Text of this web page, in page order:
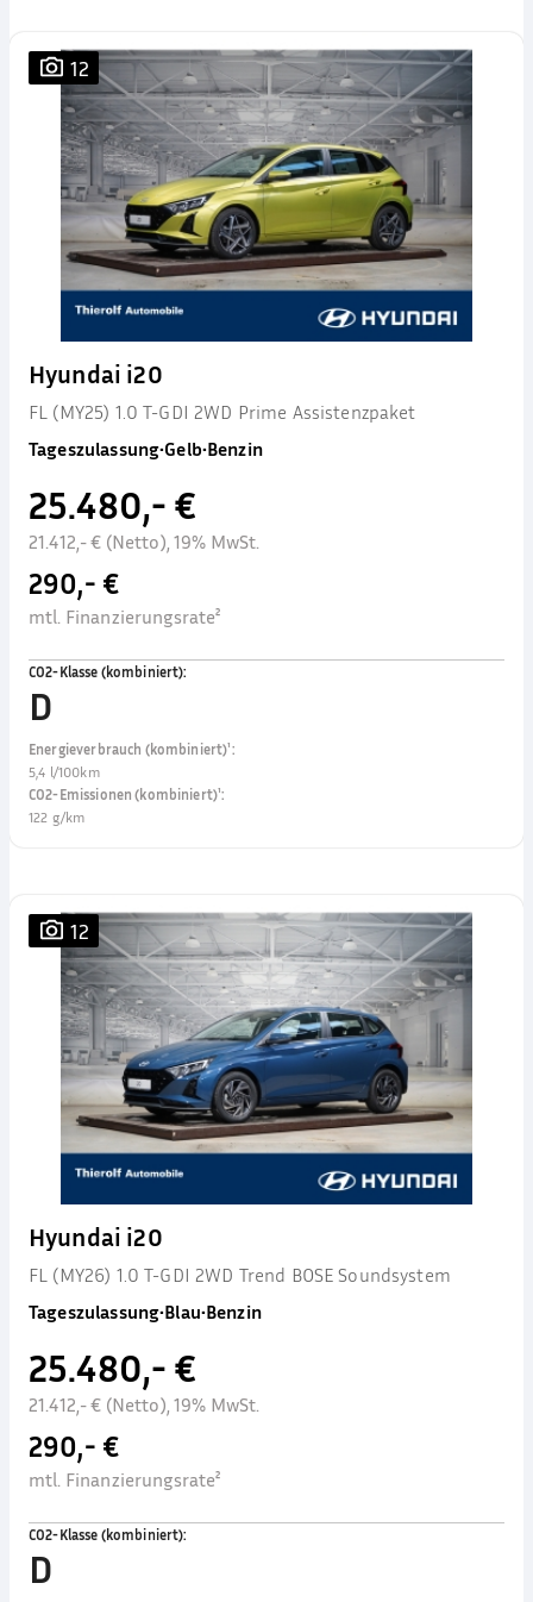
12
Hyundai i20
FL (MY25) 1.0 T-GDI 2WD Prime Assistenzpaket
Tageszulassung•Gelb•Benzin
25.480,- €
21.412,- € (Netto), 19% MwSt.
290,- €
mtl. Finanzierungsrate²
CO2-Klasse (kombiniert):
D
Energieverbrauch (kombiniert)¹:
5,4 l/100km
CO2-Emissionen (kombiniert)¹:
122 g/km
12
Hyundai i20
FL (MY26) 1.0 T-GDI 2WD Trend BOSE Soundsystem
Tageszulassung•Blau•Benzin
25.480,- €
21.412,- € (Netto), 19% MwSt.
290,- €
mtl. Finanzierungsrate²
CO2-Klasse (kombiniert):
D